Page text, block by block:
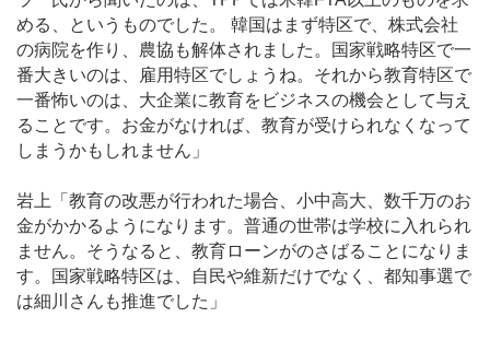
める、というものでした。 韓国はまず特区で、株式会社
の病院を作り、農協も解体されました。国家戦略特区で一
番大きいのは、雇用特区でしょうね。それから教育特区で
一番怖いのは、大企業に教育をビジネスの機会として与え
ることです。お金がなければ、教育が受けられなくなって
しまうかもしれません」
岩上「教育の改悪が行われた場合、小中高大、数千万のお
金がかかるようになります。普通の世帯は学校に入れられ
ません。そうなると、教育ローンがのさばることになりま
す。国家戦略特区は、自民や維新だけでなく、都知事選で
は細川さんも推進でした」